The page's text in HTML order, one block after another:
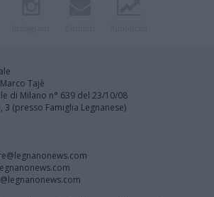
Tajè
di Milano n° 639 del 23/10/08
3 (presso Famiglia Legnanese)